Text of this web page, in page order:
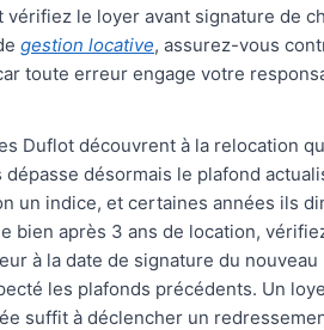
le loyer avant signature de
gestion locative, assurez-vous
toute erreur engage votre
Duflot découvrent à la relocation
désormais le plafond
un indice, et certaines années ils
bien après 3 ans de location,
à la date de signature du nouveau
les plafonds précédents. Un
suffit à déclencher un